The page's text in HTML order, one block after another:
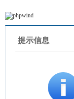
提示信息